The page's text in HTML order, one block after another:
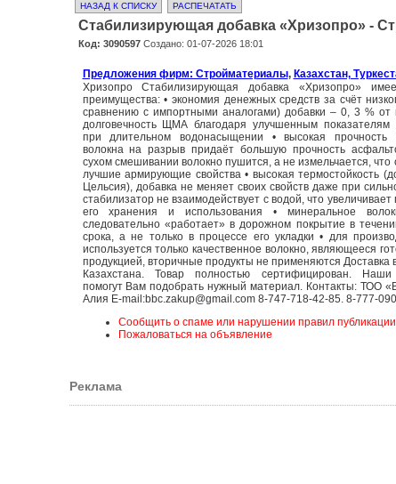
НАЗАД К СПИСКУ РАСПЕЧАТАТЬ
Стабилизирующая добавка «Хризопро» -
Код: 3090597Создано: 01-07-2026 18:01
Предложения фирм: Стройматериалы, Казахстан,
Хризопро Стабилизирующая добавка «Хризопро»
преимущества: • экономия денежных средств за счёт
сравнению с импортными аналогами) добавки – 0, 3 % от
долговечность ЩМА благодаря улучшенным показателям
при длительном водонасыщении • высокая прочность
волокна на разрыв придаёт большую прочность
сухом смешивании волокно пушится, а не измельчается, что
лучшие армирующие свойства • высокая термостойкость
Цельсия), добавка не меняет своих свойств даже при
стабилизатор не взаимодействует с водой, что
его хранения и использования • минеральное
следовательно «работает» в дорожном покрытие в
срока, а не только в процессе его укладки • для
используется только качественное волокно, являющееся
продукцией, вторичные продукты не применяются Доставка
Казахстана. Товар полностью сертифицирован. Наши
помогут Вам подобрать нужный материал. Контакты: ТОО
Алия E-mail:bbc.zakup@gmail.com 8-747-718-42-85. 8-777-
Сообщить о спаме или нарушении правил публикации
Пожаловаться на объявление
Реклама